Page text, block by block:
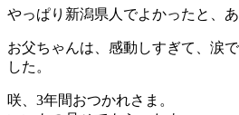
やっぱり新潟県人でよかったと、
お父ちゃんは、感動しすぎて、涙
した。
咲、3年間おつかれさま。